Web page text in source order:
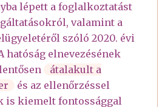
lépett a foglalkoztatást
valamint a
szóló 2020. évi
hatóság elnevezésének
átalakult a
és az ellenőrzéssel
is kiemelt fontossággal